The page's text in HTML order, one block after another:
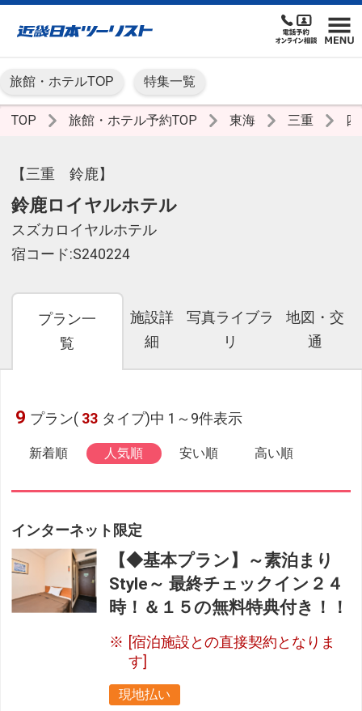
旅館・ホテルTOP 特集一覧
TOP 旅館・ホテル予約TOP 東海 三重
【三重 鈴鹿】
鈴鹿ロイヤルホテル
スズカロイヤルホテル
宿コード:S240224
プラン一
覧
施設詳
細
写真ライブラ
リ
地図・交
通
9 プラン( 33 タイプ)中 1～9件表示
新着順 人気順 安い順 高い順
インターネット限定
【◆基本プラン】～素泊まり
Style～ 最終チェックイン２４
時！＆１５の無料特典付き！！
[宿泊施設との直接契約となりま
す]
現地払い